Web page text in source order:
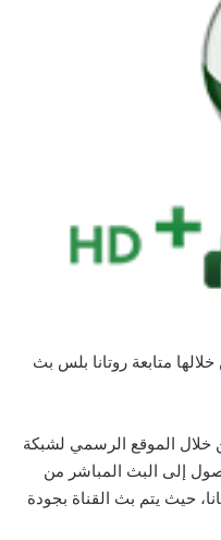
متابعة روتانا بلس بث
خلال الموقع الرسمي لشبكة
إلى البث المباشر من
حيث يتم بث القناة بجودة